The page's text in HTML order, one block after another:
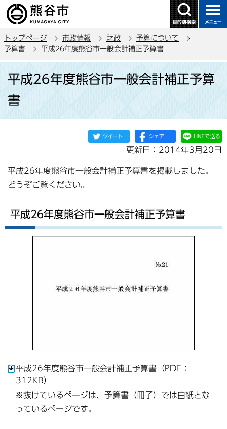
の
ー
す
トップページ 市政情報 財政
予算について
予算書
平成26年度熊谷市一般会計補正予算書
か
平成26年度熊谷市一般会計補正予算
書
更新日：2014年3月20日
平成26年度熊谷市一般会計補正予算書を掲載しました。
どうぞご覧ください。
平成26年度熊谷市一般会計補正予算書
平成26年度熊谷市一般会計補正予算書（PDF：
312KB）
※抜けているページは、予算書（冊子）では白紙とな
っているページです。